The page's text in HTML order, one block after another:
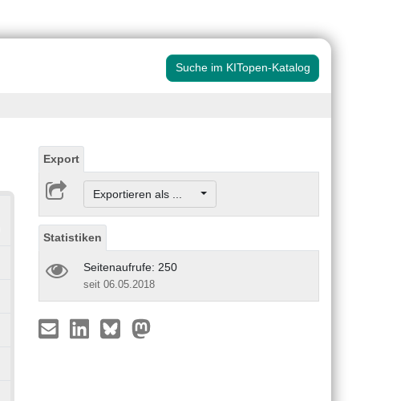
Suche im KITopen-Katalog
Export
Exportieren als ...
Statistiken
Seitenaufrufe: 250
seit 06.05.2018